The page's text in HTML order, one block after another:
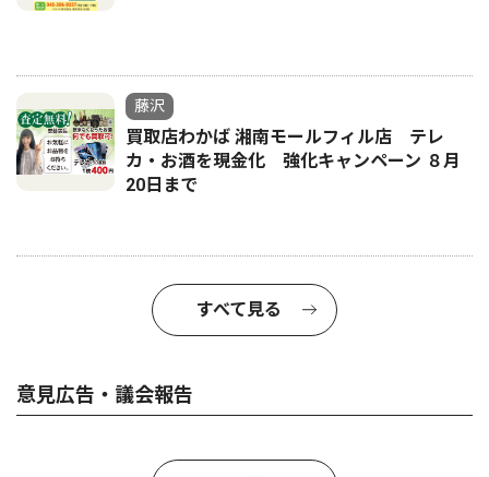
藤沢
買取店わかば 湘南モールフィル店 テレ
カ・お酒を現金化 強化キャンペーン ８月
20日まで
すべて見る
意見広告・議会報告